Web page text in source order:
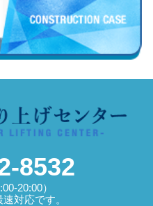
8532
20:00）
対応です。